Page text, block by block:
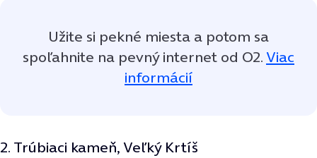
Užite si pekné miesta a potom sa
spoľahnite na pevný internet od O2. Viac
informácií
2. Trúbiaci kameň, Veľký Krtíš